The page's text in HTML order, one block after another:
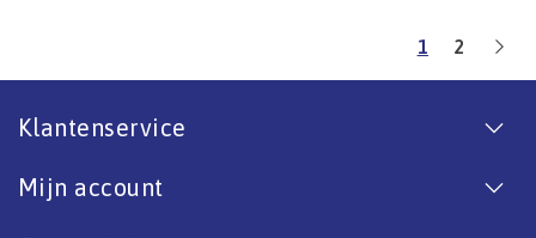
1 2
Klantenservice
Mijn account